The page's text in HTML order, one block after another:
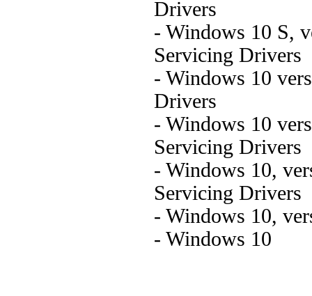
Drivers
- Windows 10 S,
Servicing Drivers
- Windows 10
Drivers
- Windows 10
Servicing Drivers
- Windows 10,
Servicing Drivers
- Windows 10,
- Windows 10